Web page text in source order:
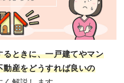
るときに、一戸建てやマン
動産をどうすれば良いの